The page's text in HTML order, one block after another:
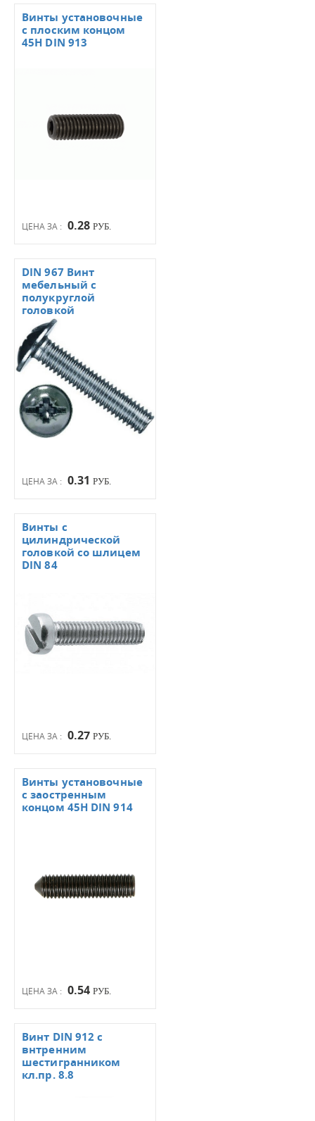
ЦЕНА ЗА : 0.28 РУБ.
Винты установочные
с плоским концом
45Н DIN 913
ЦЕНА ЗА : 0.31 РУБ.
DIN 967 Винт
мебельный с
полукруглой
головкой
ЦЕНА ЗА : 0.27 РУБ.
Винты с
цилиндрической
головкой со шлицем
DIN 84
ЦЕНА ЗА : 0.54 РУБ.
Винты установочные
с заостренным
концом 45Н DIN 914
Винт DIN 912 с
внтренним
шестигранником
кл.пр. 8.8